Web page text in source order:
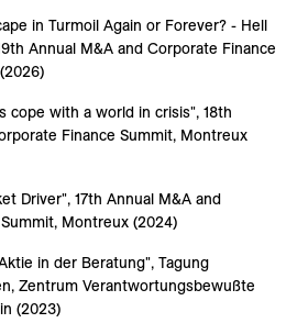
in Turmoil Again or Forever? - Hell
Annual M&A and Corporate Finance
cope with a world in crisis", 18th
Finance Summit, Montreux
Driver", 17th Annual M&A and
Montreux (2024)
in der Beratung", Tagung
Zentrum Verantwortungsbewußte
(2023)